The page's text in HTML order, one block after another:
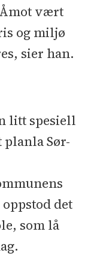
vært
og miljø
sier han.
litt spesiell
Sør-
det
som lå